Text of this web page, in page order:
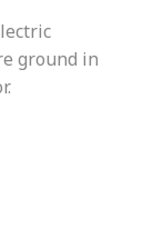
ground in